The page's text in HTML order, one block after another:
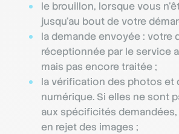
le brouillon, lorsque vous
jusqu’au bout de votre
la demande envoyée : votre
réceptionnée par le service
mais pas encore traitée ;
la vérification des photos et
numérique. Si elles ne sont
aux spécificités
en rejet des images ;